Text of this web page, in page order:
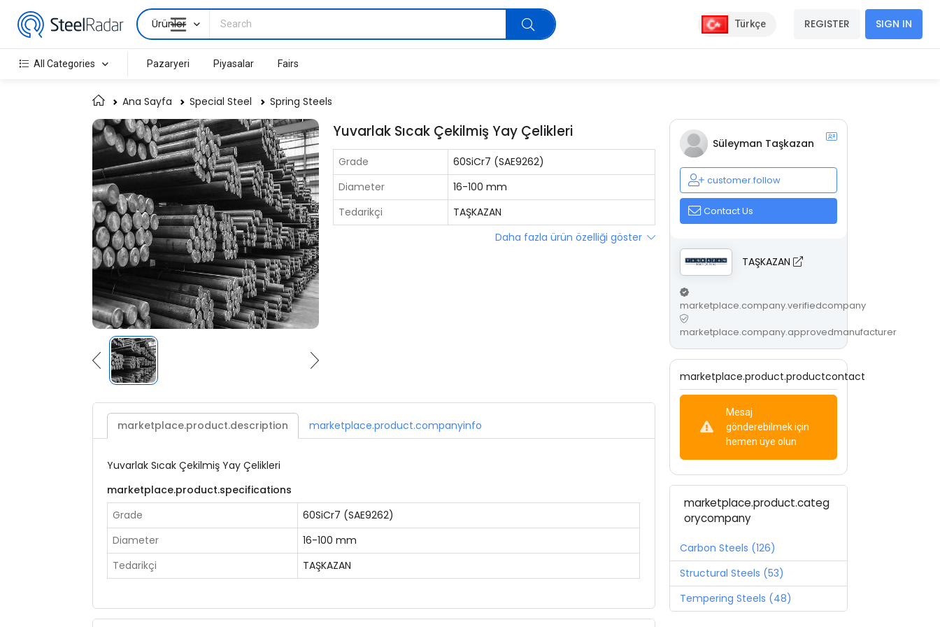
Ürünler Türkçe REGISTER SIGN IN
All Categories Pazaryeri Piyasalar Fairs
Ana Sayfa Special Steel Spring Steels
Yuvarlak Sıcak Çekilmiş Yay Çelikleri
Grade
60SiCr7 (SAE9262)
Diameter
16-100 mm
Tedarikçi
TAŞKAZAN
Daha fazla ürün özelliği göster
marketplace.product.description marketplace.product.companyinfo
Yuvarlak Sıcak Çekilmiş Yay Çelikleri
marketplace.product.specifications
Grade
60SiCr7 (SAE9262)
Diameter
16-100 mm
Tedarikçi
TAŞKAZAN
Süleyman Taşkazan
customer.follow
Contact Us
TAŞKAZAN
marketplace.company.verifiedcompany
marketplace.company.approvedmanufacturer
marketplace.product.productcontact
Mesaj
gönderebilmek için
hemen üye olun
marketplace.product.categ
orycompany
Carbon Steels (126)
Structural Steels (53)
Tempering Steels (48)